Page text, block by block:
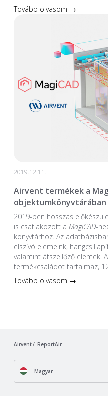
Tovább olvasom →
2019.12.11.
Airvent termékek a
objektumkönyvtárában
2019-ben hosszas
is csatlakozott a MagiCAD-
könyvtárhoz. Az
elszívó elemeink,
valamint átszellőző elemek.
termékcsaládot tartalmaz,
Tovább olvasom →
Airvent ReportAir
Magyar